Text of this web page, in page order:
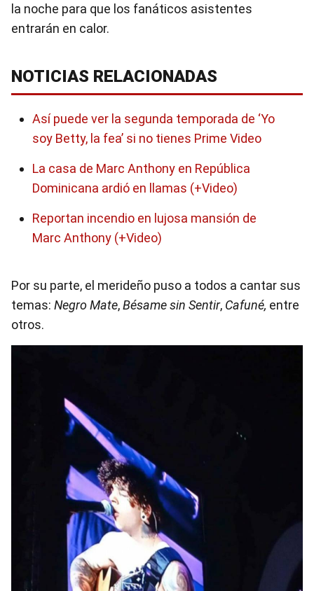
la noche para que los fanáticos asistentes
entrarán en calor.
NOTICIAS RELACIONADAS
Así puede ver la segunda temporada de ‘Yo
soy Betty, la fea’ si no tienes Prime Video
La casa de Marc Anthony en República
Dominicana ardió en llamas (+Video)
Reportan incendio en lujosa mansión de
Marc Anthony (+Video)
Por su parte, el merideño puso a todos a cantar sus
temas: Negro Mate,Bésame sin Sentir, Cafuné, entre
otros.